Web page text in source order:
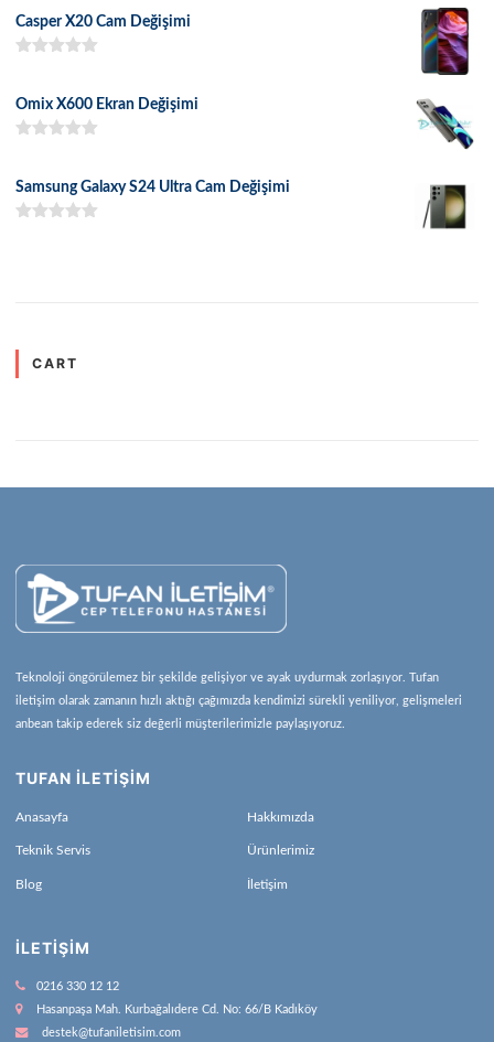
Casper X20 Cam Değişimi
Omix X600 Ekran Değişimi
Samsung Galaxy S24 Ultra Cam Değişimi
CART
Teknoloji öngörülemez bir şekilde gelişiyor ve ayak uydurmak zorlaşıyor. Tufan
iletişim olarak zamanın hızlı aktığı çağımızda kendimizi sürekli yeniliyor, gelişmeleri
anbean takip ederek siz değerli müşterilerimizle paylaşıyoruz.
TUFAN İLETİŞİM
Anasayfa Hakkımızda
Teknik Servis Ürünlerimiz
Blog İletişim
İLETIŞIM
0216 330 12 12
Hasanpaşa Mah. Kurbağalıdere Cd. No: 66/B Kadıköy
destek@tufaniletisim.com